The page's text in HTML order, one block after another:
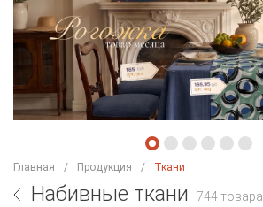
Главная Продукция Ткани
Набивные ткани 744 товара